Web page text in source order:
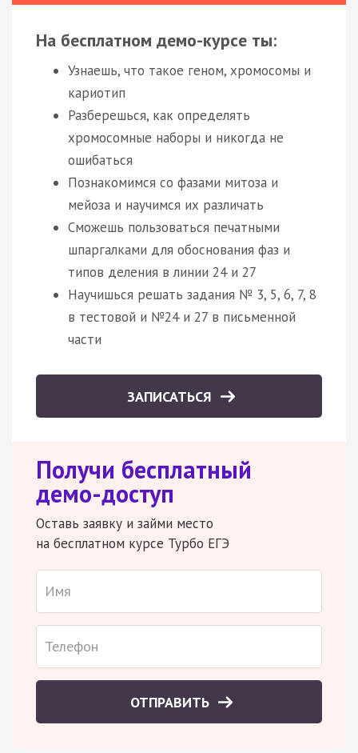
На бесплатном демо-курсе ты:
Узнаешь, что такое геном, хромосомы и
кариотип
Разберешься, как определять
хромосомные наборы и никогда не
ошибаться
Познакомимся со фазами митоза и
мейоза и научимся их различать
Сможешь пользоваться печатными
шпаргалками для обоснования фаз и
типов деления в линии 24 и 27
Научишься решать задания № 3, 5, 6, 7, 8
в тестовой и №24 и 27 в письменной
части
ЗАПИСАТЬСЯ
Получи бесплатный
демо-доступ
Оставь заявку и займи место
на бесплатном курсе Турбо ЕГЭ
ОТПРАВИТЬ